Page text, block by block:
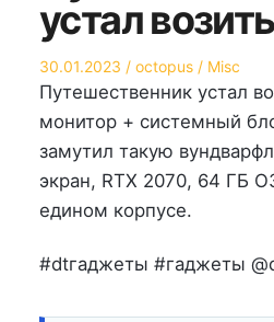
устал возить
Опубликовано
на
30.01.2023 Автор
octopus
в
Misc
Путешественник устал
монитор + системный
замутил такую
экран, RTX 2070, 64 ГБ
едином корпусе.
#dtгаджеты #гаджеты